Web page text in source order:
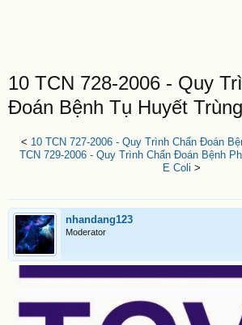
10 TCN 728-2006 - Quy
Đoán Bệnh Tụ Huyết Trùng
< 10 TCN 727-2006 - Quy Trình Chẩn Đoán
TCN 729-2006 - Quy Trình Chẩn Đoán Bệnh
E Coli >
nhandang123
Moderator